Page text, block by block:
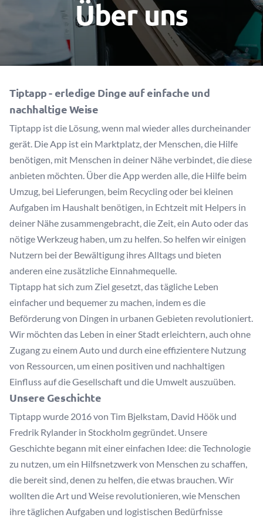
Über uns
Tiptapp - erledige Dinge auf einfache und
nachhaltige Weise
Tiptapp ist die Lösung, wenn mal wieder alles durcheinander
gerät. Die App ist ein Marktplatz, der Menschen, die Hilfe
benötigen, mit Menschen in deiner Nähe verbindet, die diese
anbieten möchten. Über die App werden alle, die Hilfe beim
Umzug, bei Lieferungen, beim Recycling oder bei kleinen
Aufgaben im Haushalt benötigen, in Echtzeit mit Helpers in
deiner Nähe zusammengebracht, die Zeit, ein Auto oder das
nötige Werkzeug haben, um zu helfen. So helfen wir einigen
Nutzern bei der Bewältigung ihres Alltags und bieten
anderen eine zusätzliche Einnahmequelle.
Tiptapp hat sich zum Ziel gesetzt, das tägliche Leben
einfacher und bequemer zu machen, indem es die
Beförderung von Dingen in urbanen Gebieten revolutioniert.
Wir möchten das Leben in einer Stadt erleichtern, auch ohne
Zugang zu einem Auto und durch eine effizientere Nutzung
von Ressourcen, um einen positiven und nachhaltigen
Einfluss auf die Gesellschaft und die Umwelt auszuüben.
Unsere Geschichte
Tiptapp wurde 2016 von Tim Bjelkstam, David Höök und
Fredrik Rylander in Stockholm gegründet. Unsere
Geschichte begann mit einer einfachen Idee: die Technologie
zu nutzen, um ein Hilfsnetzwerk von Menschen zu schaffen,
die bereit sind, denen zu helfen, die etwas brauchen. Wir
wollten die Art und Weise revolutionieren, wie Menschen
ihre täglichen Aufgaben und logistischen Bedürfnisse